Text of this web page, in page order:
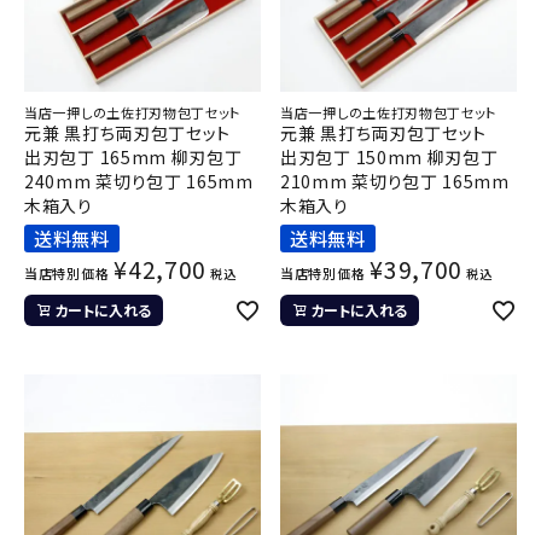
当店一押しの土佐打刃物包丁セット
元兼 黒打ち両刃包丁セット
出刃包丁 165mm 柳刃包丁
240mm 菜切り包丁 165mm
木箱入り
送料無料
当店特別価格 ¥42,700 税込
カートに入れる
当店一押しの土佐打刃物包丁セット
元兼 黒打ち両刃包丁セット
出刃包丁 150mm 柳刃包丁
210mm 菜切り包丁 165mm
木箱入り
送料無料
当店特別価格 ¥39,700 税込
カートに入れる